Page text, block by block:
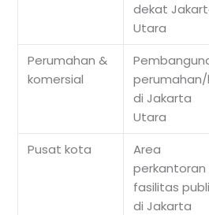
dekat
Utara
Perumahan &
komersial
di Jakarta
Utara
Pusat kota
Area
perkantoran
fasilitas
di Jakarta